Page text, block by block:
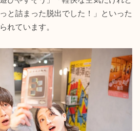
と詰まった脱出でした！」といった
れています。